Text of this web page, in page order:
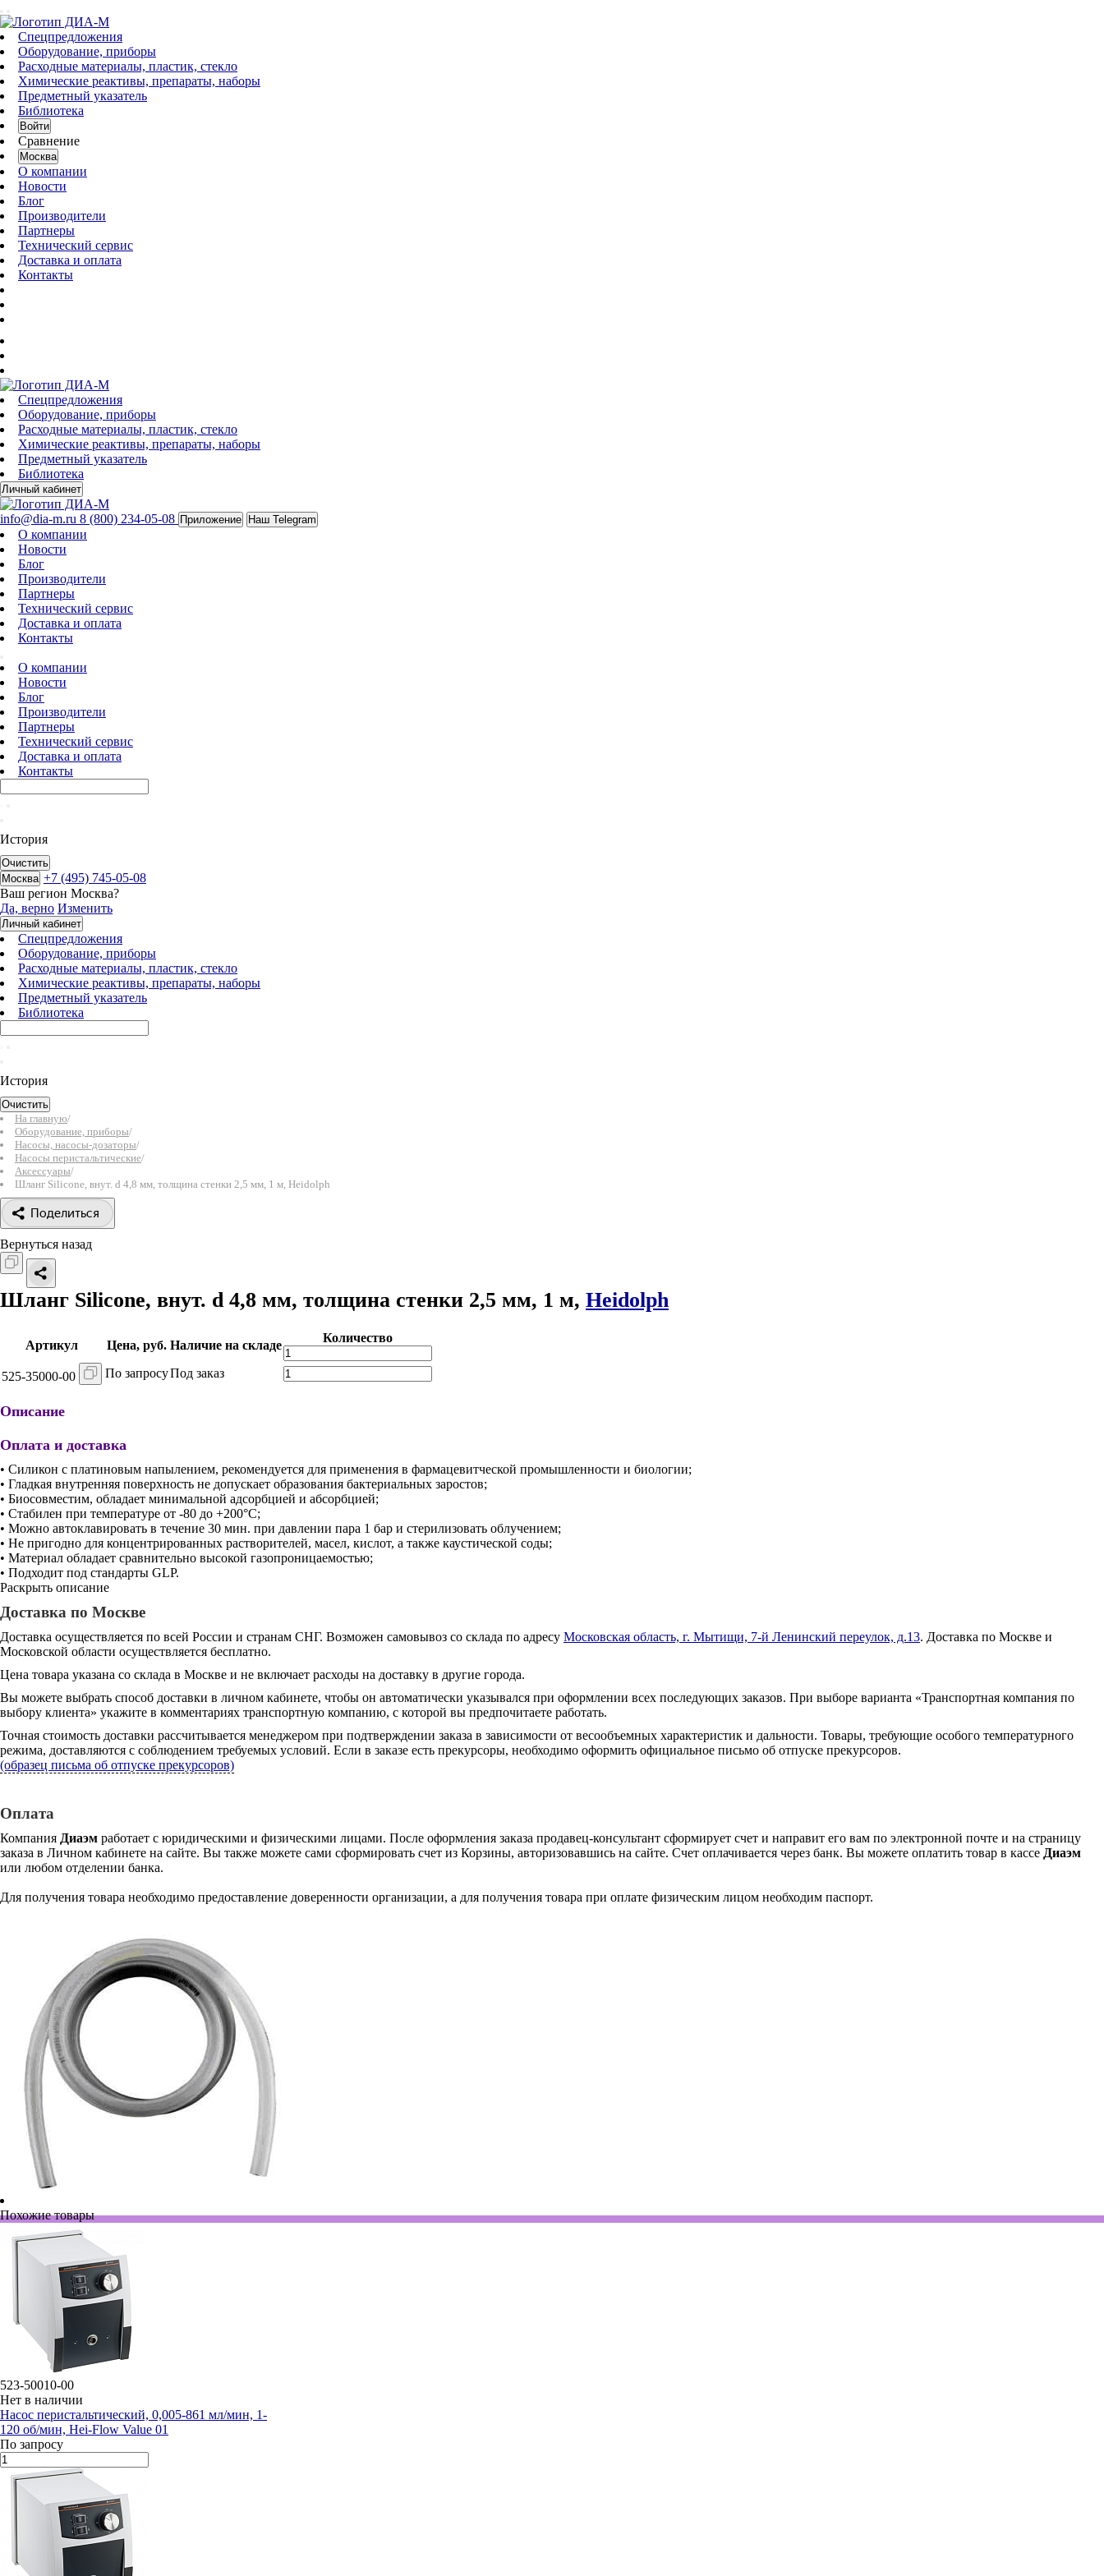
Спецпредложения
Оборудование, приборы
Расходные материалы, пластик, стекло
Химические реактивы, препараты, наборы
Предметный указатель
Библиотека
Войти
Сравнение
Москва
О компании
Новости
Блог
Производители
Партнеры
Технический сервис
Доставка и оплата
Контакты
Спецпредложения
Оборудование, приборы
Расходные материалы, пластик, стекло
Химические реактивы, препараты, наборы
Предметный указатель
Библиотека
Личный кабинет
info@dia-m.ru 8 (800) 234-05-08 Приложение Наш Telegram
О компании
Новости
Блог
Производители
Партнеры
Технический сервис
Доставка и оплата
Контакты
О компании
Новости
Блог
Производители
Партнеры
Технический сервис
Доставка и оплата
Контакты
История
Очистить
Москва +7 (495) 745-05-08
Ваш регион Москва?
Да, верно Изменить
Личный кабинет
Спецпредложения
Оборудование, приборы
Расходные материалы, пластик, стекло
Химические реактивы, препараты, наборы
Предметный указатель
Библиотека
История
Очистить
На главную/
Оборудование, приборы/
Насосы, насосы-дозаторы/
Насосы перистальтические/
Аксессуары/
Шланг Silicone, внут. d 4,8 мм, толщина стенки 2,5 мм, 1 м, Heidolph
Поделиться
Вернуться назад
Шланг Silicone, внут. d 4,8 мм, толщина стенки 2,5 мм, 1 м, Heidolph
Артикул Цена, руб. Наличие на складе
Количество
525-35000-00 По запросуПод заказ
Описание
Оплата и доставка
• Силикон с платиновым напылением, рекомендуется для применения в фармацевитческой промышленности и биологии;
• Гладкая внутренняя поверхность не допускает образования бактериальных заростов;
• Биосовместим, обладает минимальной адсорбцией и абсорбцией;
• Стабилен при температуре от -80 до +200°С;
• Можно автоклавировать в течение 30 мин. при давлении пара 1 бар и стерилизовать облучением;
• Не пригодно для концентрированных растворителей, масел, кислот, а также каустической соды;
• Материал обладает сравнительно высокой газопроницаемостью;
• Подходит под стандарты GLP.
Раскрыть описание
Доставка по Москве
Доставка осуществляется по всей России и странам СНГ. Возможен самовывоз со склада по адресу Московская область, г. Мытищи, 7-й Ленинский переулок, д.13. Доставка по Москве и
Московской области осуществляется бесплатно.
Цена товара указана со склада в Москве и не включает расходы на доставку в другие города.
Вы можете выбрать способ доставки в личном кабинете, чтобы он автоматически указывался при оформлении всех последующих заказов. При выборе варианта «Транспортная компания по
выбору клиента» укажите в комментариях транспортную компанию, с которой вы предпочитаете работать.
Точная стоимость доставки рассчитывается менеджером при подтверждении заказа в зависимости от весообъемных характеристик и дальности. Товары, требующие особого температурного
режима, доставляются с соблюдением требуемых условий. Если в заказе есть прекурсоры, необходимо оформить официальное письмо об отпуске прекурсоров.
(образец письма об отпуске прекурсоров)
Оплата
Компания Диаэм работает с юридическими и физическими лицами. После оформления заказа продавец-консультант сформирует счет и направит его вам по электронной почте и на страницу
заказа в Личном кабинете на сайте. Вы также можете сами сформировать счет из Корзины, авторизовавшись на сайте. Счет оплачивается через банк. Вы можете оплатить товар в кассе Диаэм
или любом отделении банка.
Для получения товара необходимо предоставление доверенности организации, а для получения товара при оплате физическим лицом необходим паспорт.
Похожие товары
523-50010-00
Нет в наличии
Насос перистальтический, 0,005-861 мл/мин, 1-
120 об/мин, Hei-Flow Value 01
По запросу